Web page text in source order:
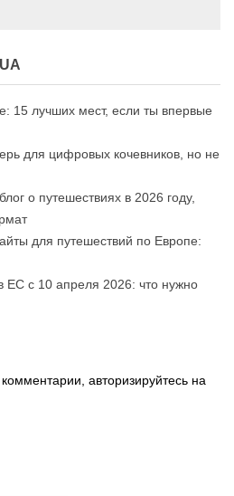
15 лучших мест, если ты впервые
для цифровых кочевников, но не
о путешествиях в 2026 году,
для путешествий по Европе:
ЕС с 10 апреля 2026: что нужно
авторизируйтесь на